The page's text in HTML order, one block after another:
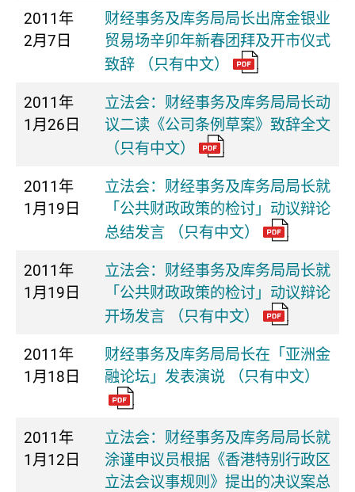
2011年
2月7日
财经事务及库务局局长出席金银业
贸易场辛卯年新春团拜及开市仪式
致辞 （只有中文）
2011年
1月26日
立法会：财经事务及库务局局长动
议二读《公司条例草案》致辞全文
（只有中文）
2011年
1月19日
立法会：财经事务及库务局局长就
「公共财政政策的检讨」动议辩论
总结发言 （只有中文）
2011年
1月19日
立法会：财经事务及库务局局长就
「公共财政政策的检讨」动议辩论
开场发言 （只有中文）
2011年
1月18日
财经事务及库务局局长在「亚洲金
融论坛」发表演说 （只有中文）
2011年
1月12日
立法会：财经事务及库务局局长就
涂谨申议员根据《香港特别行政区
立法会议事规则》提出的决议案总